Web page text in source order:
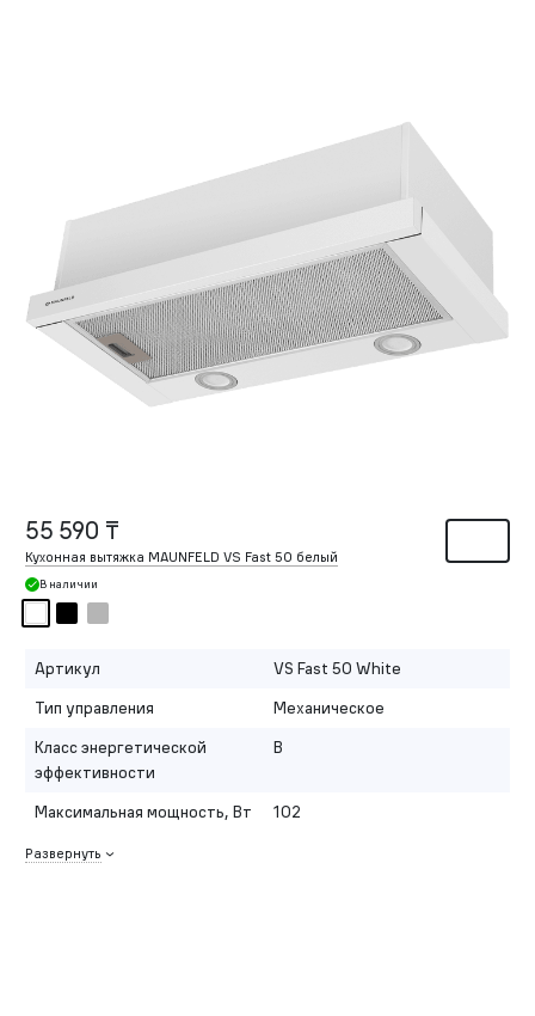
55 590 ₸
Кухонная вытяжка MAUNFELD VS Fast 50 белый
В наличии
Артикул
VS Fast 50 White
Тип управления
Механическое
Класс энергетической
эффективности
B
Максимальная мощность, Вт 102
Развернуть